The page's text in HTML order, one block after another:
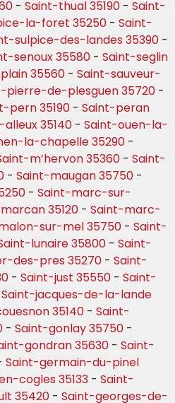
- Saint-thual 35190 - Saint-
la-foret 35250 - Saint-
sulpice-des-landes 35390 -
senoux 35580 - Saint-seglin
35560 - Saint-sauveur-
pierre-de-plesguen 35720 -
pern 35190 - Saint-peran
35140 - Saint-ouen-la-
la-chapelle 35290 -
m’hervon 35360 - Saint-
- Saint-maugan 35750 -
- Saint-marc-sur-
35120 - Saint-marc-
sur-mel 35750 - Saint-
lunaire 35800 - Saint-
des-pres 35270 - Saint-
- Saint-just 35550 - Saint-
Saint-jacques-de-la-lande
35140 - Saint-
- Saint-gonlay 35750 -
gondran 35630 - Saint-
Saint-germain-du-pinel
cogles 35133 - Saint-
35420 - Saint-georges-de-